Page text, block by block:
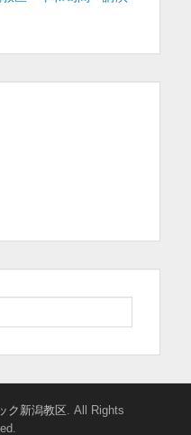
ク新潟教区. All Rights